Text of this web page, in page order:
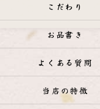
こだわり
お品書き
よくある質問
当店の特徴